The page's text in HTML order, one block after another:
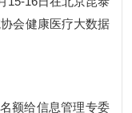
会健康医疗大数据
额给信息管理专委